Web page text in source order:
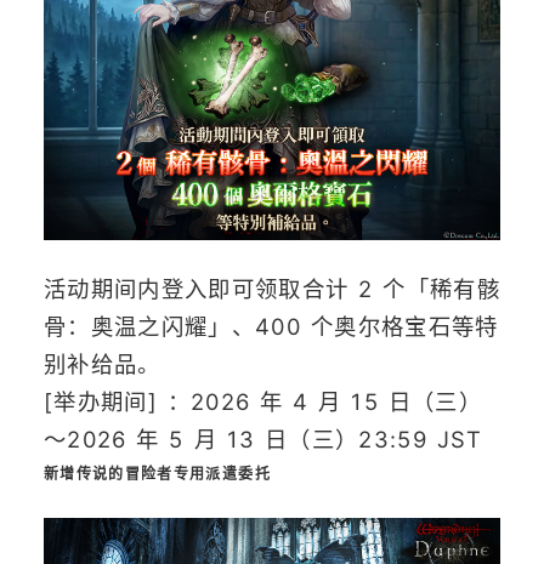
活动期间内登入即可领取合计 2 个「稀有骸
骨：奥温之闪耀」、400 个奥尔格宝石等特
别补给品。
[举办期间] ：2026 年 4 月 15 日（三）
～2026 年 5 月 13 日（三）23:59 JST
新增传说的冒险者专用派遣委托